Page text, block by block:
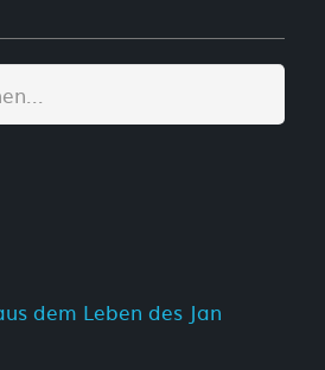
dem Leben des Jan